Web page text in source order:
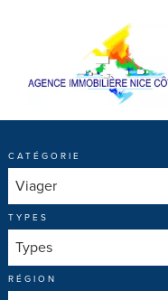
CATÉGORIE
Viager
TYPES
Types
RÉGION